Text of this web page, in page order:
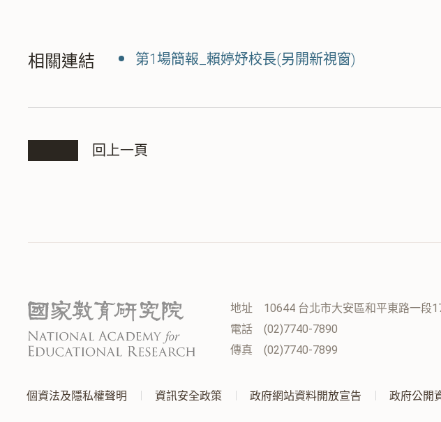
相關連結 第1場簡報_賴婷妤校長(另開新視窗)
回上一頁
地址
10644 台北市大安區和平東路一段
電話
(02)7740-7890
傳真
(02)7740-7899
個資法及隱私權聲明 資訊安全政策 政府網站資料開放宣告 政府公開